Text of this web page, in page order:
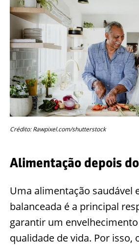
Crédito: Rawpixel.com/shutterstock
Alimentação depois
Uma alimentação saudável
balanceada é a principal
garantir um
qualidade de vida. Por isso,